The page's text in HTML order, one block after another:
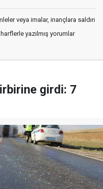
veya imalar, inançlara saldırı
yazılmış yorumlar
girdi: 7